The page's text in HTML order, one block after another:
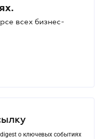
всех бизнес-
о ключевых событиях